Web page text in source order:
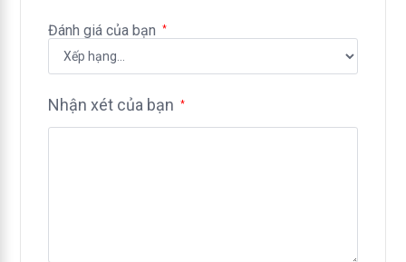
Đánh giá của bạn *
Nhận xét của bạn *